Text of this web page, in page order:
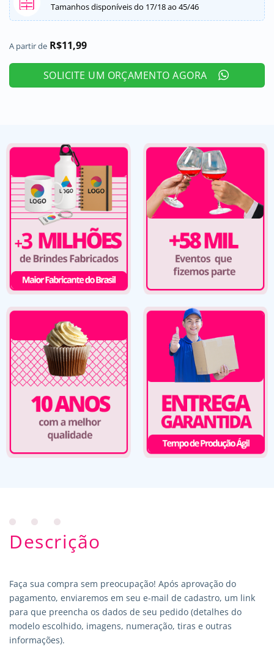
Tamanhos disponíveis do 17/18 ao 45/46
A partir de R$11,99
SOLICITE UM ORÇAMENTO AGORA
Descrição
Faça sua compra sem preocupação! Após aprovação do
pagamento, enviaremos em seu e-mail de cadastro, um link
para que preencha os dados de seu pedido (detalhes do
modelo escolhido, imagens, numeração, tiras e outras
informações).